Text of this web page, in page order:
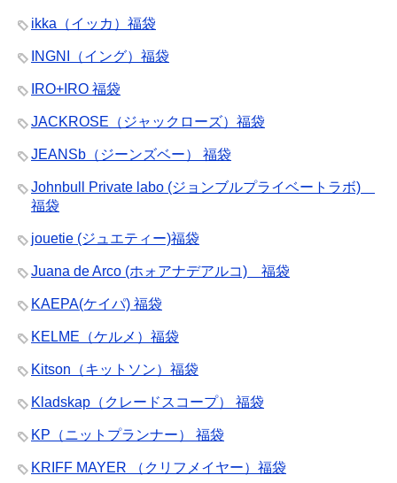
ikka（イッカ）福袋
INGNI（イング）福袋
IRO+IRO 福袋
JACKROSE（ジャックローズ）福袋
JEANSb（ジーンズベー） 福袋
Johnbull Private labo (ジョンブルプライベートラボ)
福袋
jouetie (ジュエティー)福袋
Juana de Arco (ホォアナデアルコ) 福袋
KAEPA(ケイパ) 福袋
KELME（ケルメ）福袋
Kitson（キットソン）福袋
Kladskap（クレードスコープ） 福袋
KP（ニットプランナー） 福袋
KRIFF MAYER （クリフメイヤー）福袋